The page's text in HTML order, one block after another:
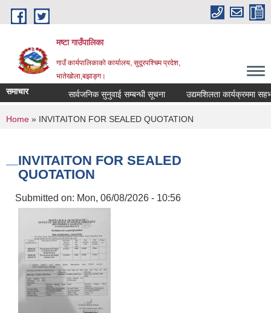
Skip to main content
मष्टा गाउँपालिका
गाउँ कार्यपालिकाको कार्यालय, सुदूरपश्चिम प्रदेश,
भातेखोला,बझाङ्ग।
समाचार सार्वजनिक सुनुवाई सम्बन्धी सूचना उद्यमशिलता कार्यक्रममा
You are here
Home » INVITAITON FOR SEALED QUOTATION
INVITAITON FOR SEALED
QUOTATION
Submitted on: Mon, 06/08/2026 - 10:56